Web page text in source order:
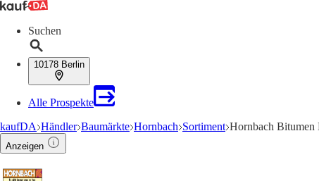
Suchen
10178 Berlin
Alle Prospekte
kaufDA Händler Baumärkte Hornbach Sortiment Hornbach Bitumen
Anzeigen